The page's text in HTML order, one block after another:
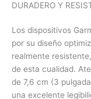
DURADERO Y
Los dispositivos
por su diseño
realmente
de esta cualidad.
de 7,6 cm (3
una excelente